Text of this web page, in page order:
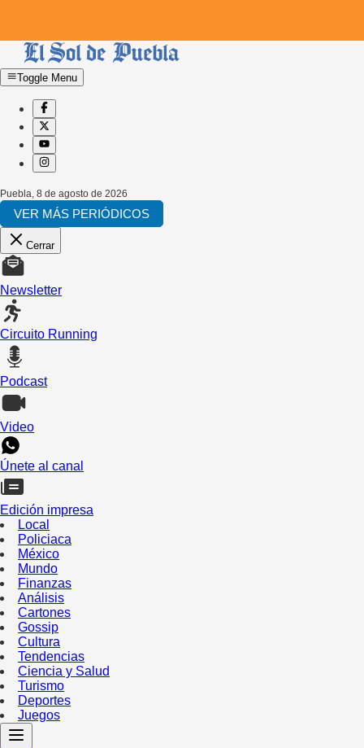
Toggle Menu
Puebla 8 de agosto de 2026
VER MÁS PERIÓDICOS
Cerrar
Newsletter
Circuito Running
Podcast
Video
Únete al canal
Edición impresa
Local
Policiaca
México
Mundo
Finanzas
Análisis
Cartones
Gossip
Cultura
Tendencias
Ciencia y Salud
Turismo
Deportes
Juegos